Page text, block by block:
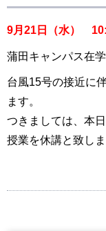
9月21日（水）
蒲田キャンパス在
台風15号の接近に
ます。
つきましては、本
授業を休講と致しま